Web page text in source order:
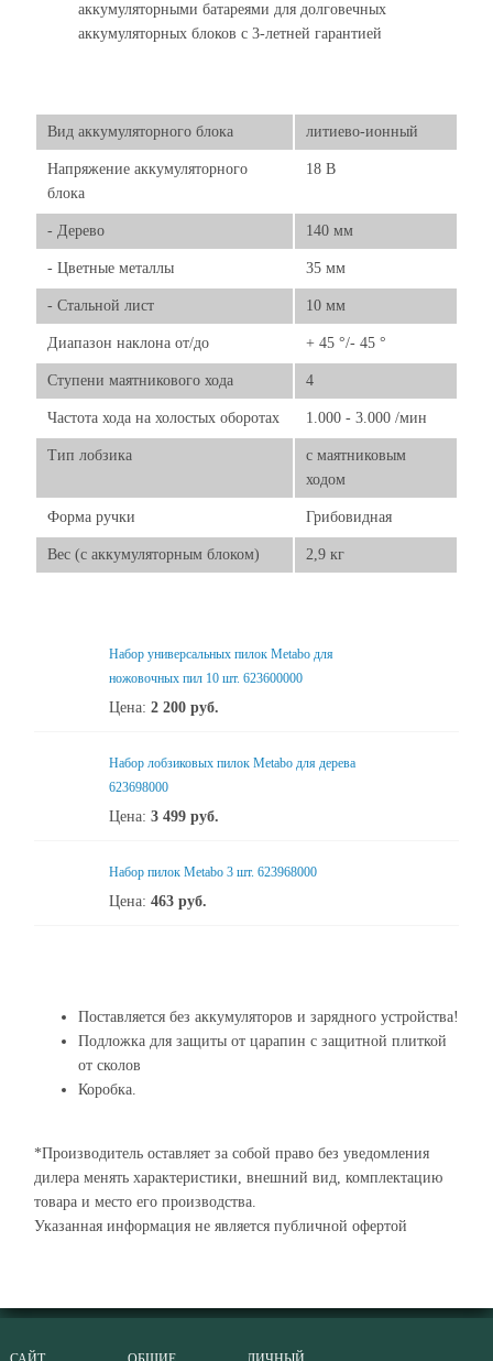
аккумуляторными батареями для долговечных
аккумуляторных блоков с 3-летней гарантией
Вид аккумуляторного блока литиево-ионный
Напряжение аккумуляторного
блока
18 В
- Дерево 140 мм
- Цветные металлы 35 мм
- Стальной лист 10 мм
Диапазон наклона от/до + 45 °/- 45 °
Ступени маятникового хода 4
Частота хода на холостых оборотах 1.000 - 3.000 /мин
Тип лобзика
с маятниковым
ходом
Форма ручки Грибовидная
Вес (с аккумуляторным блоком) 2,9 кг
Набор универсальных пилок Metabo для
ножовочных пил 10 шт. 623600000
Цена: 2 200 руб.
Набор лобзиковых пилок Metabo для дерева
623698000
Цена: 3 499 руб.
Набор пилок Metabo 3 шт. 623968000
Цена: 463 руб.
Поставляется без аккумуляторов и зарядного устройства!
Подложка для защиты от царапин с защитной плиткой
от сколов
Коробка.
*Производитель оставляет за собой право без уведомления
дилера менять характеристики, внешний вид, комплектацию
товара и место его производства.
Указанная информация не является публичной офертой